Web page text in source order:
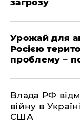
загрозу
Урожай для
Росією
проблему –
Влада РФ
війну в
США